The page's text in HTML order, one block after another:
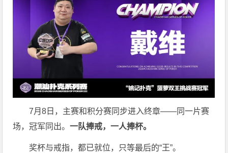
7月8日，主赛和积分赛同步进入终章——同一片赛
场，冠军同出。一队捧戒，一人捧杯。
奖杯与戒指，都已就位，只等最后的“王”。